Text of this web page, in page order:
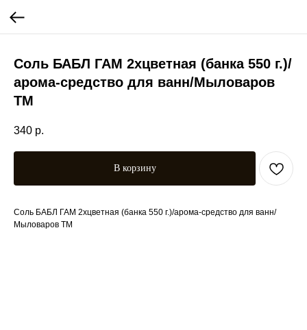
Соль БАБЛ ГАМ 2хцветная (банка 550 г.)/
арома-средство для ванн/Мыловаров
ТМ
340 р.
В корзину
Соль БАБЛ ГАМ 2хцветная (банка 550 г.)/арома-средство для ванн/
Мыловаров ТМ